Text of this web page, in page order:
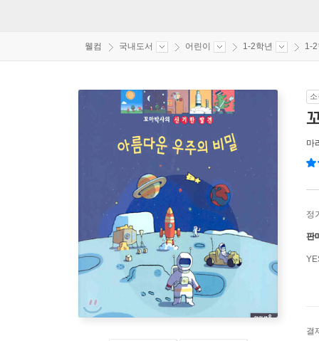
웰컴 국내도서 어린이 1-2학년 1-
마
정
판
결